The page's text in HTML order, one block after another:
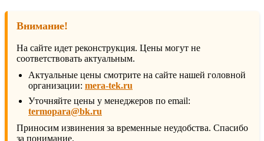
Внимание!
На сайте идет реконструкция. Цены могут не
соответствовать актуальным.
Актуальные цены смотрите на сайте нашей головной
организации: mera-tek.ru
Уточняйте цены у менеджеров по email:
termopara@bk.ru
Приносим извинения за временные неудобства. Спасибо
за понимание.